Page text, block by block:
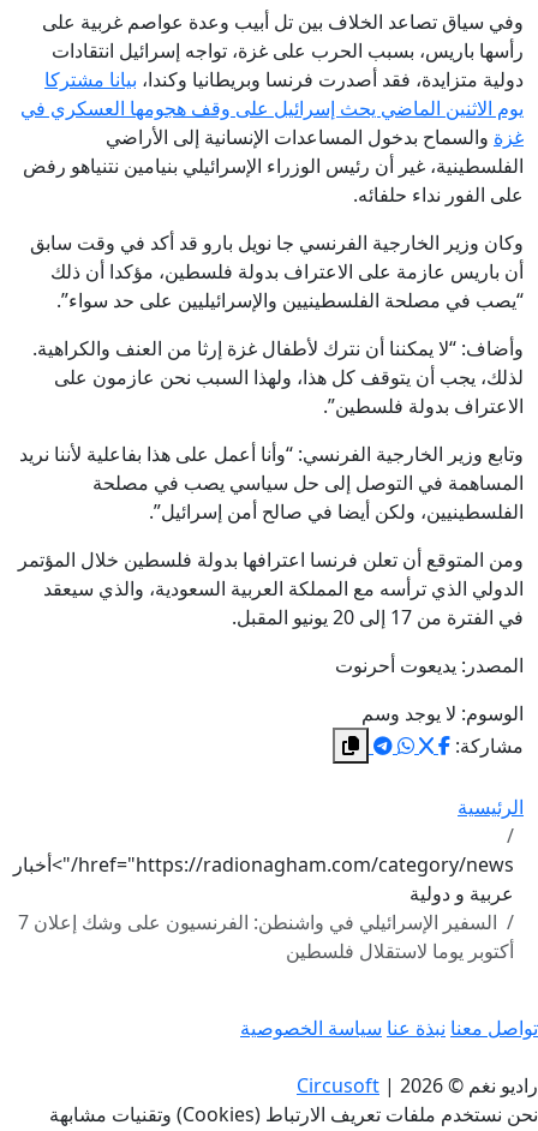
وفي سياق تصاعد الخلاف بين تل أبيب وعدة عواصم غربية على
رأسها باريس، بسبب الحرب على غزة، تواجه إسرائيل انتقادات
دولية متزايدة، فقد أصدرت فرنسا وبريطانيا وكندا، بيانا مشتركا
يوم الاثنين الماضي يحث إسرائيل على وقف هجومها العسكري في
غزة والسماح بدخول المساعدات الإنسانية إلى الأراضي
الفلسطينية، غير أن رئيس الوزراء الإسرائيلي بنيامين نتنياهو رفض
على الفور نداء حلفائه.
وكان وزير الخارجية الفرنسي جا نويل بارو قد أكد في وقت سابق
أن باريس عازمة على الاعتراف بدولة فلسطين، مؤكدا أن ذلك
“يصب في مصلحة الفلسطينيين والإسرائيليين على حد سواء”.
وأضاف: “لا يمكننا أن نترك لأطفال غزة إرثا من العنف والكراهية.
لذلك، يجب أن يتوقف كل هذا، ولهذا السبب نحن عازمون على
الاعتراف بدولة فلسطين”.
وتابع وزير الخارجية الفرنسي: “وأنا أعمل على هذا بفاعلية لأننا نريد
المساهمة في التوصل إلى حل سياسي يصب في مصلحة
الفلسطينيين، ولكن أيضا في صالح أمن إسرائيل”.
ومن المتوقع أن تعلن فرنسا اعترافها بدولة فلسطين خلال المؤتمر
الدولي الذي ترأسه مع المملكة العربية السعودية، والذي سيعقد
في الفترة من 17 إلى 20 يونيو المقبل.
المصدر: يديعوت أحرنوت
الوسوم: لا يوجد وسم
مشاركة:
الرئيسية
href="https://radionagham.com/category/news/">أخبار
عربية و دولية
السفير الإسرائيلي في واشنطن: الفرنسيون على وشك إعلان 7
أكتوبر يوما لاستقلال فلسطين
تواصل معنا نبذة عنا سياسة الخصوصية
راديو نغم © 2026 |
Circusoft
نحن نستخدم ملفات تعريف الارتباط (Cookies) وتقنيات مشابهة